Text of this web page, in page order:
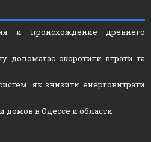
и происхождение древнего
допомагає скоротити втрати та
як знизити енерговитрати
домов в Одессе и области